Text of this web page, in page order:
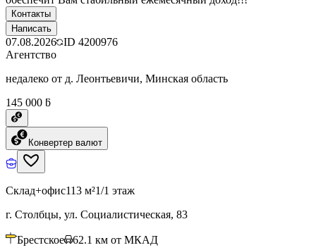
Контакты
Написать
07.08.2026 ID 4200976
Агентство
недалеко от д. Леонтьевичи, Минская область
145 000 ƃ
Конвертер валют
Склад+офис113 м²1/1 этаж
г. Столбцы, ул. Социалистическая, 83
Брестское 62.1 км от МКАД